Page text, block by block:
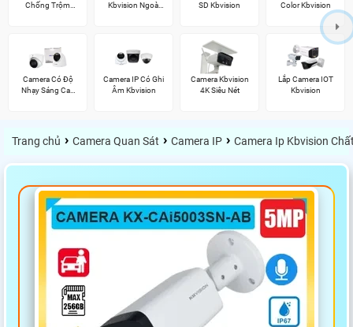
Chống Trộm
Kbvision Ngoài
SD Kbvision
Color Kbvision
Camera Có Độ
Nhạy Sáng Cao
Camera IP Có Ghi
Âm Kbvision
Camera Kbvision
4K Siêu Nét
Lắp Camera IOT
Kbvision
Trang chủ › Camera Quan Sát › Camera IP › Camera Ip Kbvision